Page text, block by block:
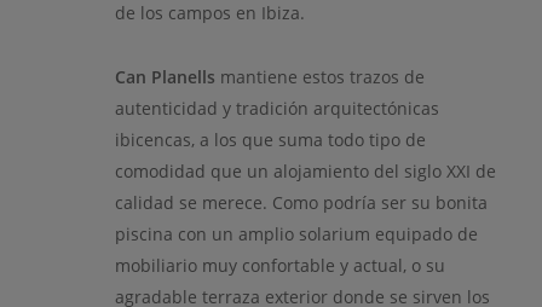
de los campos en Ibiza.
Can Planells mantiene estos trazos de
autenticidad y tradición arquitectónicas
ibicencas, a los que suma todo tipo de
comodidad que un alojamiento del siglo XXI de
calidad se merece. Como podría ser su bonita
piscina con un amplio solarium equipado de
mobiliario muy confortable y actual, o su
agradable terraza exterior donde se sirven los